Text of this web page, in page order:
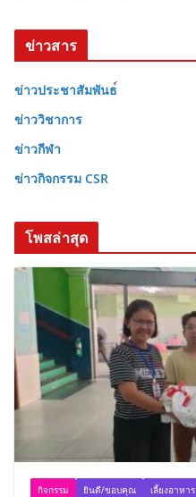
ข่าวสาร
ข่าวประชาสัมพันธ
ข่าววิชาการ
ข่าวกีฬา
ข่าวกิจกรรม CSR
โพสล่าสุด
กิจกรรม ยินดี/ขอบคุณ เลี้ยงอาหาร